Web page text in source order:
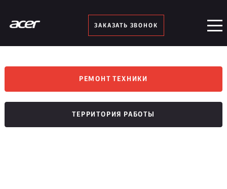
ЗАКАЗАТЬ ЗВОНОК
РЕМОНТ ТЕХНИКИ
ТЕРРИТОРИЯ РАБОТЫ